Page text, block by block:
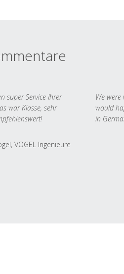
super Service Ihrer
war Klasse, sehr
VOGEL Ingenieure
We were
would
in